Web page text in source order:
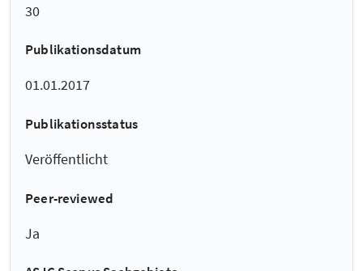
30
Publikationsdatum
01.01.2017
Publikationsstatus
Veröffentlicht
Peer-reviewed
Ja